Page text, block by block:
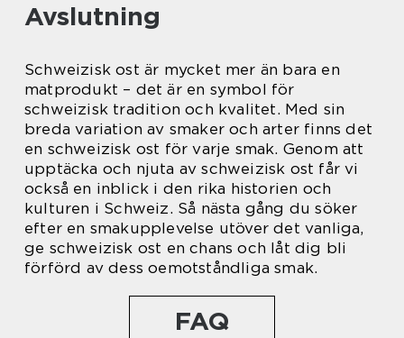
Avslutning
Schweizisk ost är mycket mer än bara en
matprodukt – det är en symbol för
schweizisk tradition och kvalitet. Med sin
breda variation av smaker och arter finns det
en schweizisk ost för varje smak. Genom att
upptäcka och njuta av schweizisk ost får vi
också en inblick i den rika historien och
kulturen i Schweiz. Så nästa gång du söker
efter en smakupplevelse utöver det vanliga,
ge schweizisk ost en chans och låt dig bli
förförd av dess oemotståndliga smak.
FAQ